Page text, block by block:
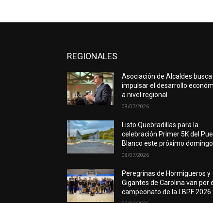
REGIONALES
Asociación de Alcaldes busca
impulsar el desarrollo
a nivel regional
08/07/2026
Listo Quebradillas para la
celebración Primer 5K del
Blanco este próximo domingo
08/07/2026
Peregrinas de Hormigueros y
Gigantes de Carolina van por
campeonato de la LBPF 2026